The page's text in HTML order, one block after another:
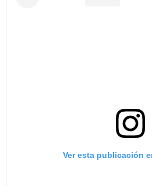
Ver esta publicación